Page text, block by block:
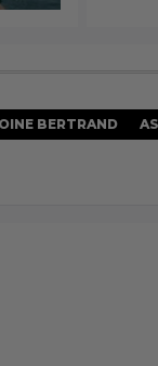
BERTRAND